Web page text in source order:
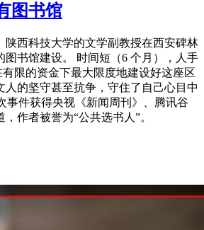
图书馆
陕西科技大学的文学副教授在西安碑林
图书馆建设。 时间短（6 个月），人手
限的资金下最大限度地建设好这座区
人的坚守甚至抗争，守住了自己心目中
事件获得央视《新闻周刊》、腾讯谷
作者被誉为“公共选书人”。